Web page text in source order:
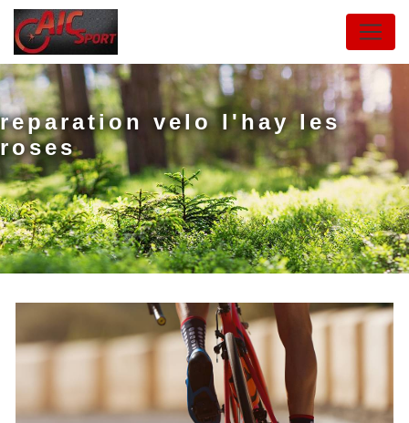
reparation velo l'hay les
roses
Panneau de gestion des cookies